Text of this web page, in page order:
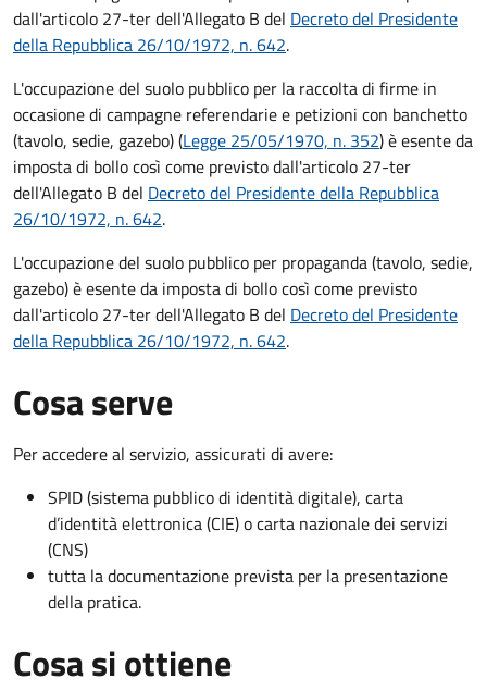
dall'articolo 27-ter dell'Allegato B del Decreto del Presidente
della Repubblica 26/10/1972, n. 642.
L'occupazione del suolo pubblico per la raccolta di firme in
occasione di campagne referendarie e petizioni con banchetto
(tavolo, sedie, gazebo) (Legge 25/05/1970, n. 352) è esente da
imposta di bollo così come previsto dall'articolo 27-ter
dell'Allegato B del Decreto del Presidente della Repubblica
26/10/1972, n. 642.
L'occupazione del suolo pubblico per propaganda (tavolo, sedie,
gazebo) è esente da imposta di bollo così come previsto
dall'articolo 27-ter dell'Allegato B del Decreto del Presidente
della Repubblica 26/10/1972, n. 642.
Cosa serve
Per accedere al servizio, assicurati di avere:
SPID (sistema pubblico di identità digitale), carta
d’identità elettronica (CIE) o carta nazionale dei servizi
(CNS)
tutta la documentazione prevista per la presentazione
della pratica.
Cosa si ottiene